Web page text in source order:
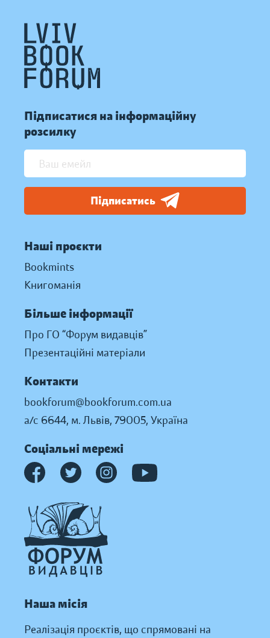
Підписатися на інформаційну
розсилку
Підписатись
Наші проєкти
Bookmints
Книгоманія
Більше інформації
Про ГО “Форум видавців”
Презентаційні матеріали
Контакти
bookforum@bookforum.com.ua
а/с 6644, м. Львів, 79005, Україна
Соціальні мережі
Наша місія
Реалізація проєктів, що спрямовані на